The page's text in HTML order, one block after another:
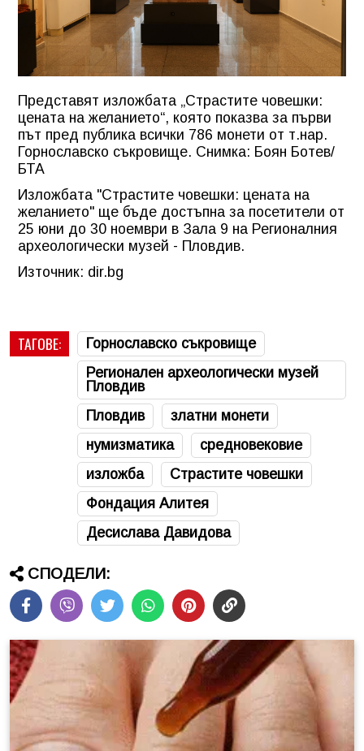
Представят изложбата „Страстите човешки:
цената на желанието“, която показва за първи
път пред публика всички 786 монети от т.нар.
Горнославско съкровище. Снимка: Боян Ботев/
БТА
Изложбата "Страстите човешки: цената на
желанието" ще бъде достъпна за посетители от
25 юни до 30 ноември в Зала 9 на Регионалния
археологически музей - Пловдив.
Източник: dir.bg
ТАГОВЕ:
Горнославско съкровище
Регионален археологически музей
Пловдив
Пловдив
златни монети
нумизматика
средновековие
изложба
Страстите човешки
Фондация Алитея
Десислава Давидова
СПОДЕЛИ: